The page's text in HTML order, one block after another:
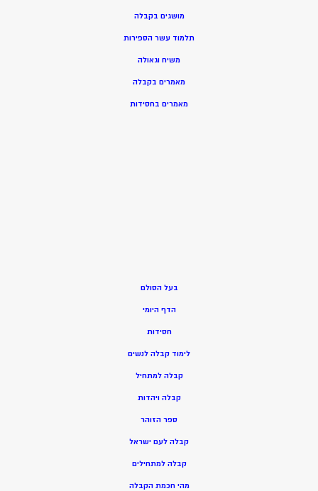
מושגים בקבלה
תלמוד עשר הספירות
משיח וגאולה
מאמרים בקבלה
מאמרים בחסידות
בעל הסולם
הדף היומי
חסידות
לימוד קבלה לנשים
קבלה למתחיל
קבלה ויהדות
ספר הזוהר
קבלה לעם ישראל
קבלה למתחילים
מהי חכמת הקבלה